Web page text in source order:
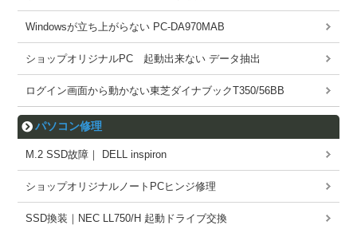
Windowsが立ち上がらない PC-DA970MAB
ショップオリジナルPC 起動出来ない データ抽出
ログイン画面から動かない東芝ダイナブックT350/56BB
パソコン修理
M.2 SSD故障｜ DELL inspiron
ショップオリジナルノートPCヒンジ修理
SSD換装｜NEC LL750/H 起動ドライブ交換